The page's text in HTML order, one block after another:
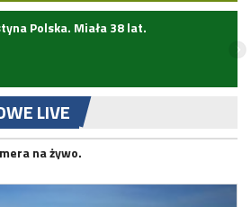
Polska. Miała 38 lat.
LIVE
na żywo.